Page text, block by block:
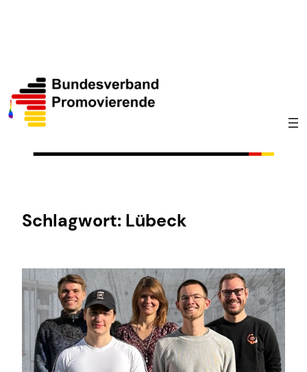
Schlagwort: Lübeck